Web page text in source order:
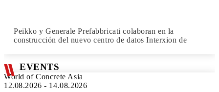
Peikko y Generale Prefabbricati colaboran en la
construcción del nuevo centro de datos Interxion de
EVENTS
World of Concrete Asia
12.08.2026 - 14.08.2026